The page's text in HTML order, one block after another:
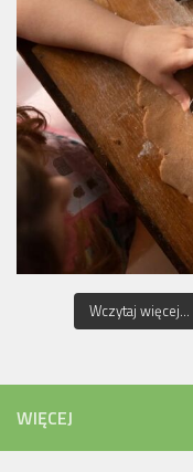
Wczytaj więcej...
WIĘCEJ